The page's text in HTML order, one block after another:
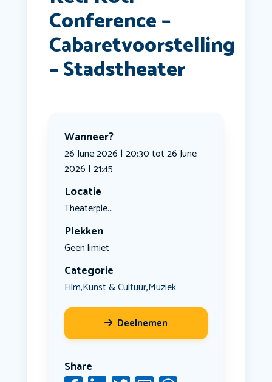
Conference –
Cabaretvoorstelling
– Stadstheater
Wanneer?
26 June 2026 | 20:30 tot 26 June
2026 | 21:45
Locatie
Theaterple...
Plekken
Geen limiet
Categorie
Film,Kunst & Cultuur,Muziek
Deelnemen
Share